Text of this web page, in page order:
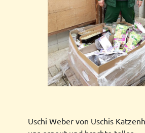
Uschi Weber von Uschis